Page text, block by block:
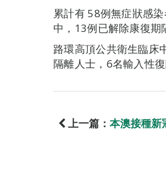
累計有 58例無症狀感
中，13例已解除康復期
路環高頂公共衛生臨床
隔離人士，6名輸入性
上一篇： 本澳接種新